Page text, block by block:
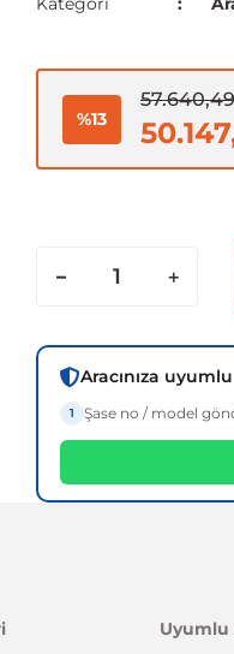
%13
Aracınıza
1 Şase no / model
Uyumlu